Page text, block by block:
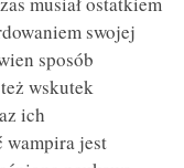
swojej
sposób
wskutek
ich
wampira jest